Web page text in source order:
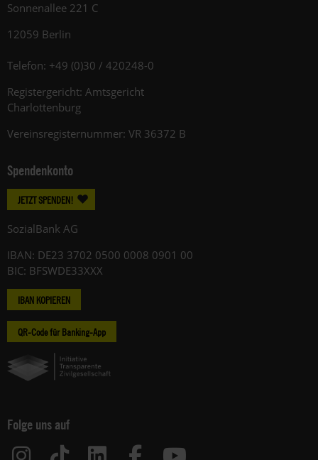
Sonnenallee 221 C
12059 Berlin
Telefon: +49 (0)30 / 420248-0
Registergericht: Amtsgericht
Charlottenburg
Vereinsregisternummer: VR 36372 B
Spendenkonto
JETZT SPENDEN!
SozialBank AG
IBAN: DE23 3702 0500 0008 0901 00
BIC: BFSWDE33XXX
IBAN KOPIEREN
QR-Code für Banking-App
Folge uns auf